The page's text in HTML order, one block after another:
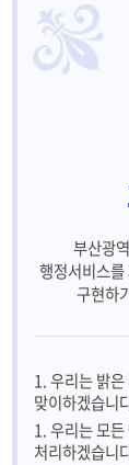
부산광
행정서비스
구현하
1. 우리는 밝
맞이하겠습니
1. 우리는 모
처리하겠습니